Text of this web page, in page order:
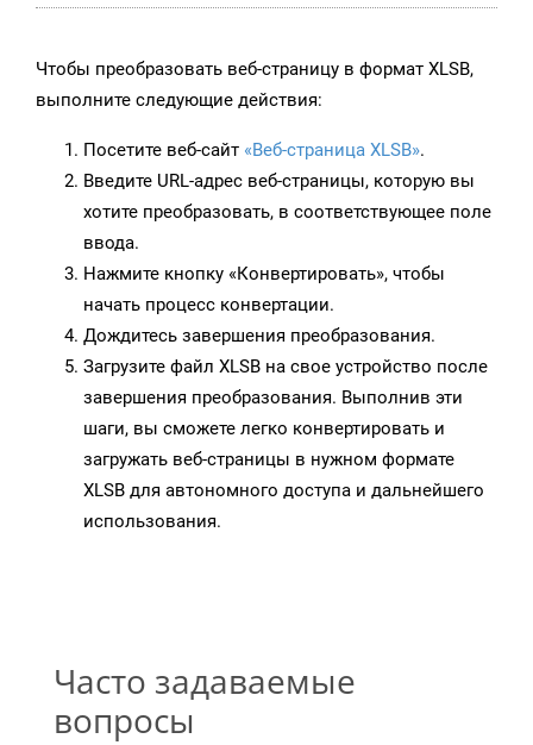
Чтобы преобразовать веб-страницу в формат XLSB,
выполните следующие действия:
Посетите веб-сайт «Веб-страница XLSB».
Введите URL-адрес веб-страницы, которую вы
хотите преобразовать, в соответствующее поле
ввода.
Нажмите кнопку «Конвертировать», чтобы
начать процесс конвертации.
Дождитесь завершения преобразования.
Загрузите файл XLSB на свое устройство после
завершения преобразования. Выполнив эти
шаги, вы сможете легко конвертировать и
загружать веб-страницы в нужном формате
XLSB для автономного доступа и дальнейшего
использования.
Часто задаваемые
вопросы